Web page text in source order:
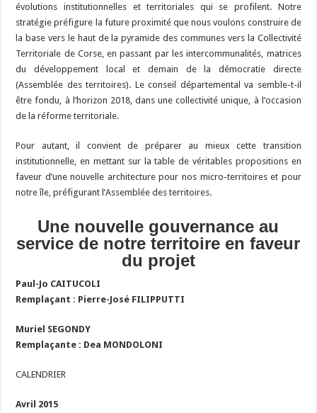
évolutions institutionnelles et territoriales qui se profilent. Notre
stratégie préfigure la future proximité que nous voulons construire de
la base vers le haut de la pyramide des communes vers la Collectivité
Territoriale de Corse, en passant par les intercommunalités, matrices
du développement local et demain de la démocratie directe
(Assemblée des territoires). Le conseil départemental va semble-t-il
être fondu, à l’horizon 2018, dans une collectivité unique, à l’occasion
de la réforme territoriale.
Pour autant, il convient de préparer au mieux cette transition
institutionnelle, en mettant sur la table de véritables propositions en
faveur d’une nouvelle architecture pour nos micro-territoires et pour
notre île, préfigurant l’Assemblée des territoires.
Une nouvelle gouvernance au
service de notre territoire en faveur
du projet
Paul-Jo CAITUCOLI
Remplaçant : Pierre-José FILIPPUTTI
Muriel SEGONDY
Remplaçante : Dea MONDOLONI
CALENDRIER
Avril 2015